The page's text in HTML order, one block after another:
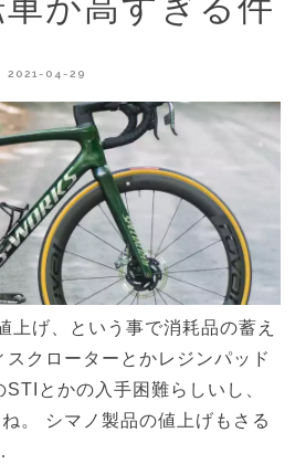
2021-04-29
上げ、という事で消耗品の蓄え
スクローターとかレジンパッド
とかの入手困難らしいし、
。 シマノ製品の値上げもさる